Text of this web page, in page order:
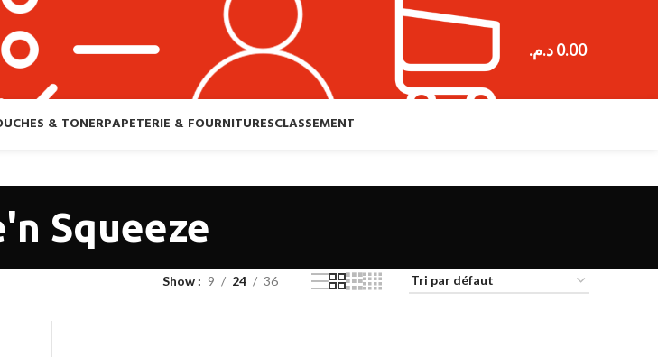
0.00د.م.
& TONERPAPETERIE & FOURNITURESCLASSEMENT
Squeeze
Show 9 24 36